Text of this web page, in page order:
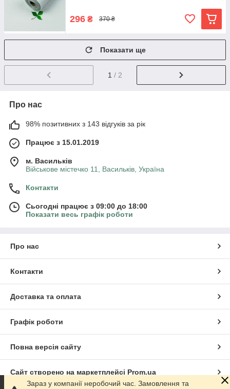
296 ₴ 370 ₴
Показати ще
1 / 2
Про нас
98% позитивних з 143 відгуків за рік
Працює з 15.01.2019
м. Васильків
Військове містечко 11, Васильків, Україна
Контакти
Сьогодні працює з 09:00 до 18:00
Показати весь графік роботи
Про нас
Контакти
Доставка та оплата
Графік роботи
Повна версія сайту
Сайт створено на маркетплейсі Prom.ua
Зараз у компанії неробочий час. Замовлення та